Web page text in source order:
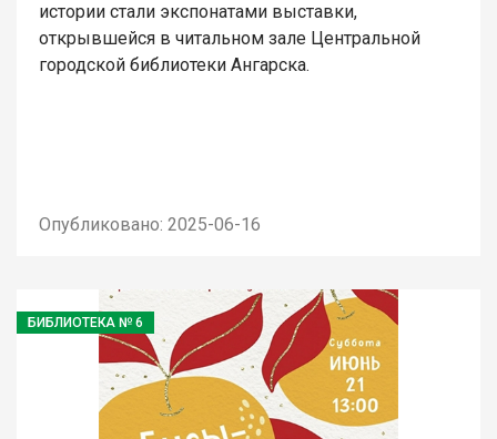
истории стали экспонатами выставки,
открывшейся в читальном зале Центральной
городской библиотеки Ангарска.
Опубликовано: 2025-06-16
БИБЛИОТЕКА № 6